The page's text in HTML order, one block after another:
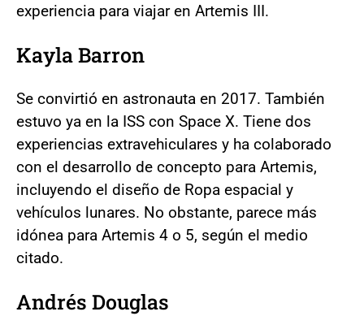
experiencia para viajar en Artemis III.
Kayla Barron
Se convirtió en astronauta en 2017. También
estuvo ya en la ISS con Space X. Tiene dos
experiencias extravehiculares y ha colaborado
con el desarrollo de concepto para Artemis,
incluyendo el diseño de Ropa espacial y
vehículos lunares. No obstante, parece más
idónea para Artemis 4 o 5, según el medio
citado.
Andrés Douglas